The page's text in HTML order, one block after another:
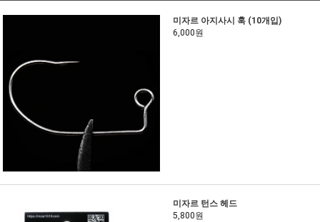
미자르 아지사시 훅 (10개입)
6,000원
미자르 턴스 헤드
5,800원